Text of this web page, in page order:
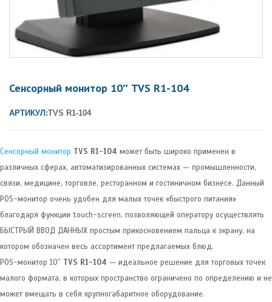
Сенсорный монитор 10″ TVS R1-104
АРТИКУЛ:TVS R1-104
Сенсорный монитор TVS R1-104 может быть широко применен в
различных сферах, автоматизированных системах — промышленности,
связи, медицине, торговле, ресторанном и гостиничном бизнесе. Данный
POS-монитор очень удобен для малых точек «быстрого питания»
благодаря функции touch-screen, позволяющей оператору осуществлять
БЫСТРЫЙ ВВОД ДАННЫХ простым прикосновением пальца к экрану, на
котором обозначен весь ассортимент предлагаемых блюд.
POS-монитор 10″ TVS R1-104 — идеальное решение для торговых точек
малого формата, в которых пространство ограничено по определению и не
может вмещать в себя крупногабаритное оборудование.